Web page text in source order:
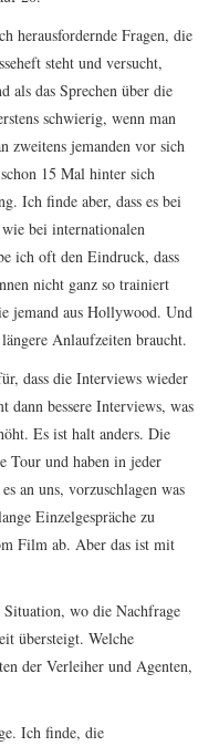
herausfordernde Fragen, die
steht und versucht,
als das Sprechen über die
schwierig, wenn man
zweitens jemanden vor sich
15 Mal hinter sich
Ich finde aber, dass es bei
bei internationalen
ich oft den Eindruck, dass
nicht ganz so trainiert
jemand aus Hollywood. Und
Anlaufzeiten braucht.
dass die Interviews wieder
dann bessere Interviews, was
Es ist halt anders. Die
Tour und haben in jeder
an uns, vorzuschlagen was
Einzelgespräche zu
Film ab. Aber das ist mit
wo die Nachfrage
übersteigt. Welche
der Verleiher und Agenten,
Ich finde, die